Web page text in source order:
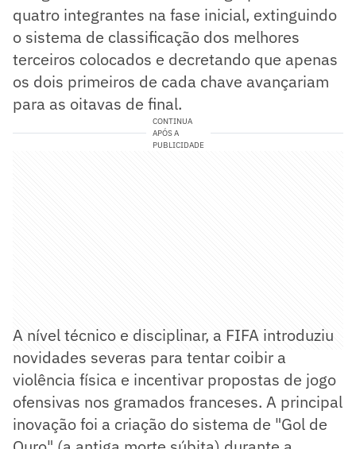
quatro integrantes na fase inicial, extinguindo
o sistema de classificação dos melhores
terceiros colocados e decretando que apenas
os dois primeiros de cada chave avançariam
para as oitavas de final.
CONTINUA
APÓS A
PUBLICIDADE
A nível técnico e disciplinar, a FIFA introduziu
novidades severas para tentar coibir a
violência física e incentivar propostas de jogo
ofensivas nos gramados franceses. A principal
inovação foi a criação do sistema de "Gol de